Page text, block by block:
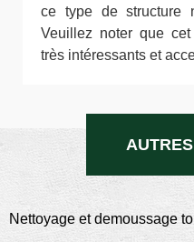
ce type de structure
Veuillez noter que
très intéressants et
Nettoyage et demoussage